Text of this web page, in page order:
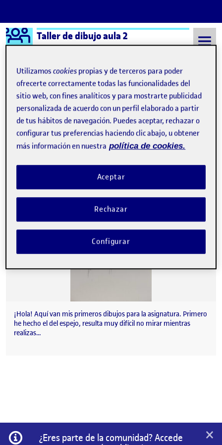
Saltar al contenido
Logo Ágora
Taller de dibujo aula 2
Semestre 20212 - Aula 2 Elisabeth Medina de Brito
Elisabeth Medina de Brito
Experimentando.
Publicado por
Elisabeth Medina de Brito
Fecha de publicación
-1 comentario
¡Hola! Aquí van mis primeros dibujos para la asignatura. Primero
he hecho el del espejo, resulta muy difícil no mirar mientras
realizas…
Información
¿Eres parte de la comunidad? Accede
×
Utilizamoscookies propias y de terceros para poder
ofrecerte correctamente todas las funcionalidades del
sitio web, con fines analíticos y para mostrarte publicidad
personalizada de acuerdo con un perfil elaborado a partir
de tus hábitos de navegación. Puedes aceptar, rechazar o
configurar tus preferencias haciendo clic abajo, u obtener
más información en nuestra política de cookies.
Rechazar
Aceptar
Configurar